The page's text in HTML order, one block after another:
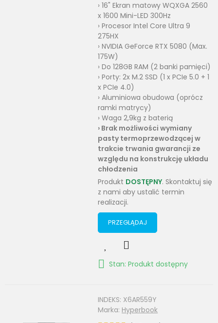
› 16" Ekran matowy WQXGA 2560
x 1600 Mini-LED 300Hz
› Procesor Intel Core Ultra 9
275HX
› NVIDIA GeForce RTX 5080 (Max.
175W)
› Do 128GB RAM (2 banki pamięci)
› Porty: 2x M.2 SSD (1 x PCIe 5.0 + 1
x PCIe 4.0)
› Aluminiowa obudowa (oprócz
ramki matrycy)
› Waga 2,9kg z baterią
› Brak możliwości wymiany
pasty termoprzewodzącej w
trakcie trwania gwarancji ze
względu na konstrukcję układu
chłodzenia
Produkt DOSTĘPNY. Skontaktuj się
z nami aby ustalić termin
realizacji.
PRZEGLĄDAJ
Stan: Produkt dostępny
INDEKS: X6AR559Y
Marka: Hyperbook